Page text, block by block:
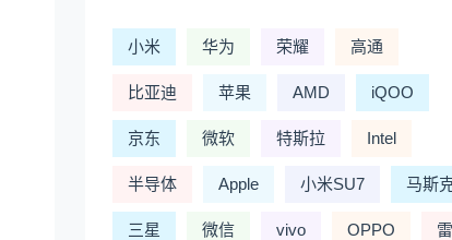
小米 华为 荣耀 高通
比亚迪 苹果 AMD iQOO
京东 微软 特斯拉 Intel
半导体 Apple 小米SU7 马斯
三星 微信 vivo OPPO